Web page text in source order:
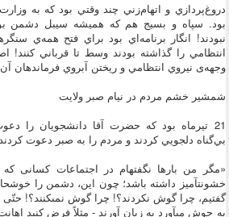
دروغ‌پردازي و اتهام‌زني چند وقتي بود كه به
بود. سپاه و بسيج هم كه هميشه سيبل دشمن
نبودند! انگار برنامه‌اي بود براي فتح همه‌ي
انتظامي را گذاشته بودند وسط تا قرباني كنند!
وجهه‌ی نيروي انتظامي و ريختن آبروي فرماندهان
شمشير خشم مردم در نيام صبر ولايت
21 تيرماه بود كه حضرت آقا دانشجويان را
بي‌گناه دلجويي كردند و مردم را به صبر دعوت
«مگر من بارها نگفته‏ام در اجتماعات كسانى كه
خشونت‏آميز داشته باشد؛ چون اين، دشمن را
گفتيم، چرا گوش نكردند؟! چرا گوش نمى‏كنند؟!
به جوش مى‏آورد به زبان آورند - مثلاً فرض كنيد